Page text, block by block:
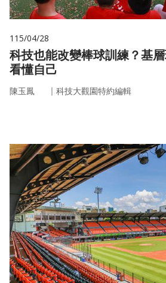
115/04/28
科技也能改變棒球訓練？基
看懂自己
陳玉鳳 ｜ 科技大觀園特約編輯